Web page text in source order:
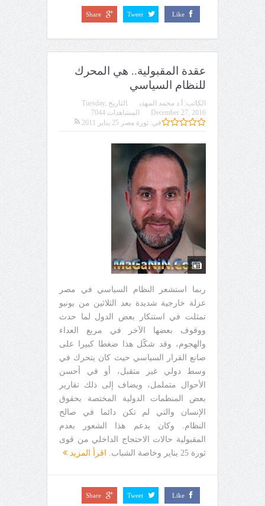
Like
Tweet
Share
عقدة المقبولية.. هي المحرك
للنظام السياسي
الكاتب: أ.د محمد المهدي التاريخ Tuesday,
December 27, 2016
في: ثورة مصر 25 يناير 2011
المشاهدات 7044
ربما استشعر النظام السياسي في مصر
عزلة خارجية شديدة بعد الثلاثين من يونيو
تمثلت في استنكار بعض الدول لما حدث
ووقوف بعضها الآخر في مربع العداء
والهجوم، وقد شكّل هذا ضغطا كبيرا على
صانع القرار السياسي حيث كان يتحرك في
وسط دولي غير متقبل، أو في أحسن
الأحوال متململ، ويضاف إلى ذلك تقارير
بعض المنظمات الدولية المختصة بحقوق
الإنسان والتي لم تكن دائما في صالح
النظام. وكان يدعم هذا الشعور بعدم
المقبولية حالات الاحتجاج الداخلي من قوى
ثورة 25 يناير وخاصة الشباب.
اقرأ المزيد
Like
Tweet
Share